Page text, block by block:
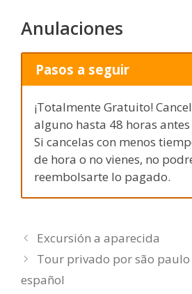
Anulaciones
Pasos a seguir
¡Totalmente Gratuito!
alguno hasta 48 horas
Si cancelas con menos
de hora o no vienes, no
reembolsarte lo pagado.
Excursión a aparecida
Tour privado por são paulo
español